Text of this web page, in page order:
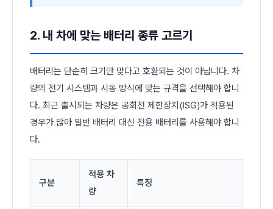
2. 내 차에 맞는 배터리 종류 고르기
배터리는 단순히 크기만 맞다고 호환되는 것이 아닙니다. 차
량의 전기 시스템과 시동 방식에 맞는 규격을 선택해야 합니
다. 최근 출시되는 차량은 공회전 제한장치(ISG)가 적용된
경우가 많아 일반 배터리 대신 전용 배터리를 사용해야 합니
다.
구분
적용 차
량
특징